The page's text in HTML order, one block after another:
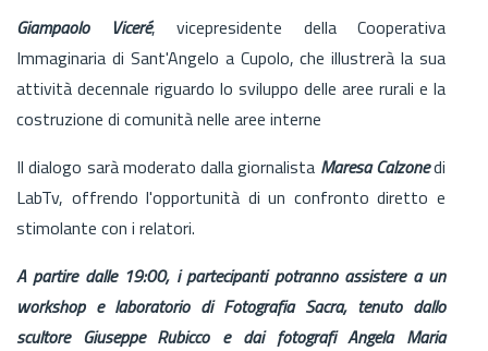
Giampaolo Viceré, vicepresidente della Cooperativa
Immaginaria di Sant'Angelo a Cupolo, che illustrerà la sua
attività decennale riguardo lo sviluppo delle aree rurali e la
costruzione di comunità nelle aree interne
Il dialogo sarà moderato dalla giornalista Maresa Calzonedi
LabTv, offrendo l'opportunità di un confronto diretto e
stimolante con i relatori.
A partire dalle 19:00, i partecipanti potranno assistere a un
workshop e laboratorio di Fotografia Sacra, tenuto dallo
scultore Giuseppe Rubicco e dai fotografi Angela Maria